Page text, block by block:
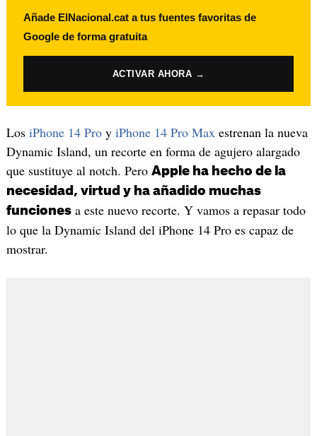
Añade ElNacional.cat a tus fuentes favoritas de
Google de forma gratuita
ACTIVAR AHORA →
Los iPhone 14 Proy iPhone 14 Pro Maxestrenan la nueva
Dynamic Island, un recorte en forma de agujero alargado
que sustituye al notch. Pero Apple ha hecho de la
necesidad, virtud y ha añadido muchas
funcionesa este nuevo recorte. Y vamos a repasar todo
lo que la Dynamic Island del iPhone 14 Pro es capaz de
mostrar.